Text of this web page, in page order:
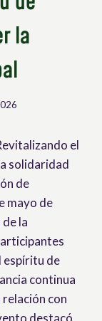
la
el
solidaridad
de
mayo de
la
espíritu de
continua
relación con
destacó